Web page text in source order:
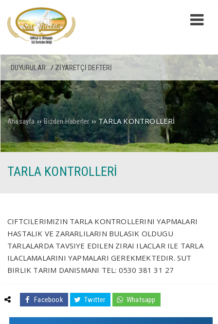
DUYURULAR ZIYARETÇI DEFTERI
Anasayfa ››Bizden Haberler ››TARLA KONTROLLERİ
TARLA KONTROLLERİ
CIFTCILERIMIZIN TARLA KONTROLLERINI YAPMALARI
HASTALIK VE ZARARLILARIN BULASIK OLDUGU
TARLALARDA TAVSIYE EDILEN ZIRAI ILACLAR ILE TARLA
ILACLAMALARINI YAPMALARI GEREKMEKTEDIR. SUT
BIRLIK TARIM DANISMANI TEL: 0530 381 31 27
Facebook Twitter Whatsapp